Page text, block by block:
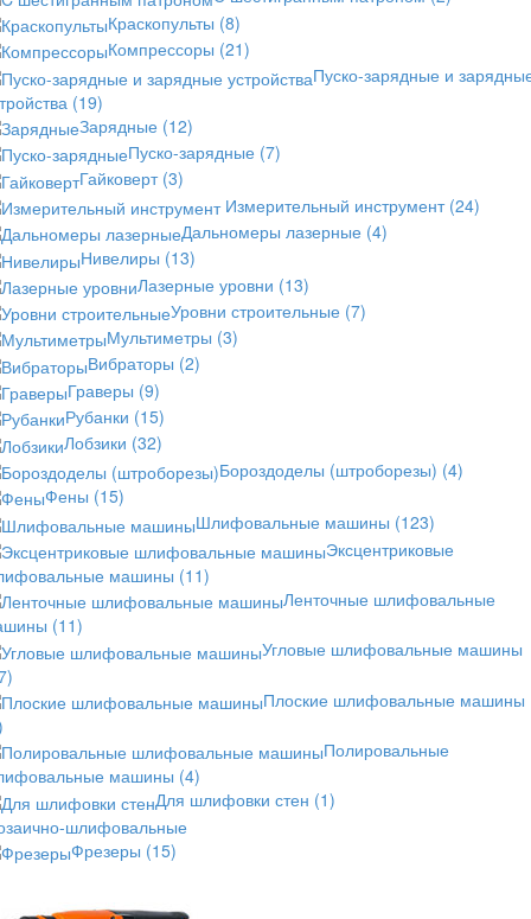
Краскопульты (8)
Компрессоры (21)
Пуско-зарядные и
(19)
Зарядные (12)
Пуско-зарядные (7)
Гайковерт (3)
Измерительный инструмент (24)
Дальномеры лазерные (4)
Нивелиры (13)
Лазерные уровни (13)
Уровни строительные (7)
Мультиметры (3)
Вибраторы (2)
Граверы (9)
Рубанки (15)
Лобзики (32)
Бороздоделы (штроборезы) (4)
Фены (15)
Шлифовальные машины (123)
Эксцентриковые
машины (11)
Ленточные шлифовальные
(11)
Угловые шлифовальные машины
Плоские шлифовальные машины
Полировальные
машины (4)
Для шлифовки стен (1)
шлифовальные
Фрезеры (15)